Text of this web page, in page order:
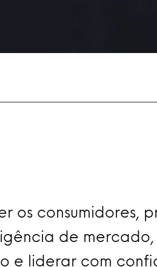
os consumidores,
de
e liderar com